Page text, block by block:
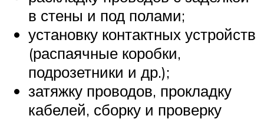
в стены и под полами;
установку контактных устройств
(распаячные коробки,
подрозетники и др.);
затяжку проводов, прокладку
кабелей, сборку и проверку